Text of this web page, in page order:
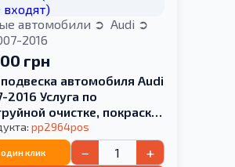
автомобили
Audi
2016
грн
автомобиля Audi
2016 Услуга по
очистке, покраске
и перепресовке
(Сайлентблоки в
pp2964pos
клик − +